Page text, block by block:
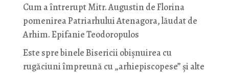
Cum a întrerupt Mitr. Augustin de Florina
pomenirea Patriarhului Atenagora, lăudat de
Arhim. Epifanie Teodoropulos
Este spre binele Bisericii obișnuirea cu
rugăciuni împreună cu „arhiepiscopese” și alte